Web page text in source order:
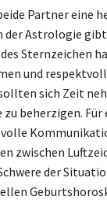
Partner eine
der Astrologie
Sternzeichen
und
sich Zeit
beherzigen.
zwischen
der